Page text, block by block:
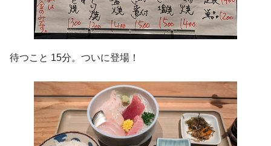
待つこと 15分。ついに登場！